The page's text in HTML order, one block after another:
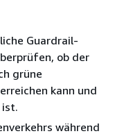
Guardrail-
ob der
grüne
kann und
während